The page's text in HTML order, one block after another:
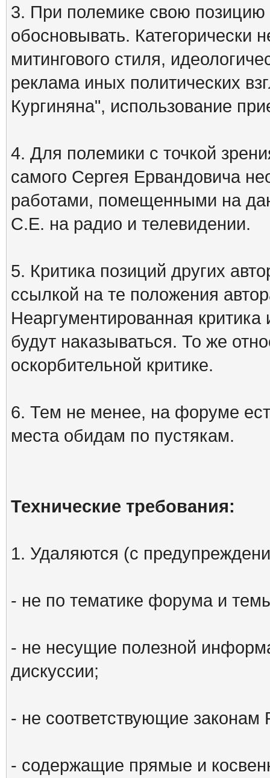
3. При полемике свою
обосновывать. Категорически
митингового стиля,
реклама иных политических
Кургиняна", использование
4. Для полемики с точкой
самого Сергея Ервандовича
работами, помещенными на
С.Е. на радио и телевидении.
5. Критика позиций других
ссылкой на те положения
Неаргументированная
будут наказываться. То же
оскорбительной критике.
6. Тем не менее, на форуме
места обидам по пустякам.
Технические требования:
1. Удаляются (с
- не по тематике форума и
- не несущие полезной
дискуссии;
- не соответствующие законам
- содержащие прямые и